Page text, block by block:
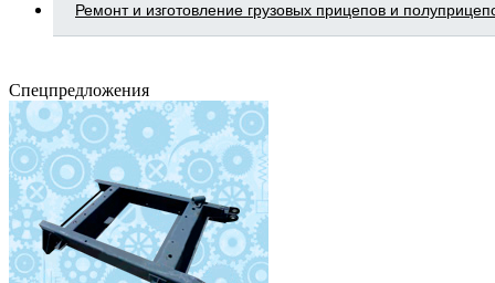
Ремонт и изготовление грузовых прицепов и
Спецпредложения